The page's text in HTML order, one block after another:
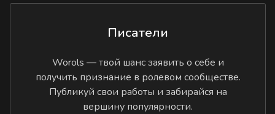
Писатели
Worols — твой шанс заявить о себе и
получить признание в ролевом сообществе.
Публикуй свои работы и забирайся на
вершину популярности.